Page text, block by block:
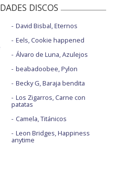
DISCOS
David Bisbal, Eternos
Eels, Cookie happened
Álvaro de Luna, Azulejos
beabadoobee, Pylon
Becky G, Baraja bendita
Los Zigarros, Carne con
patatas
Camela, Titánicos
Leon Bridges, Happiness
anytime